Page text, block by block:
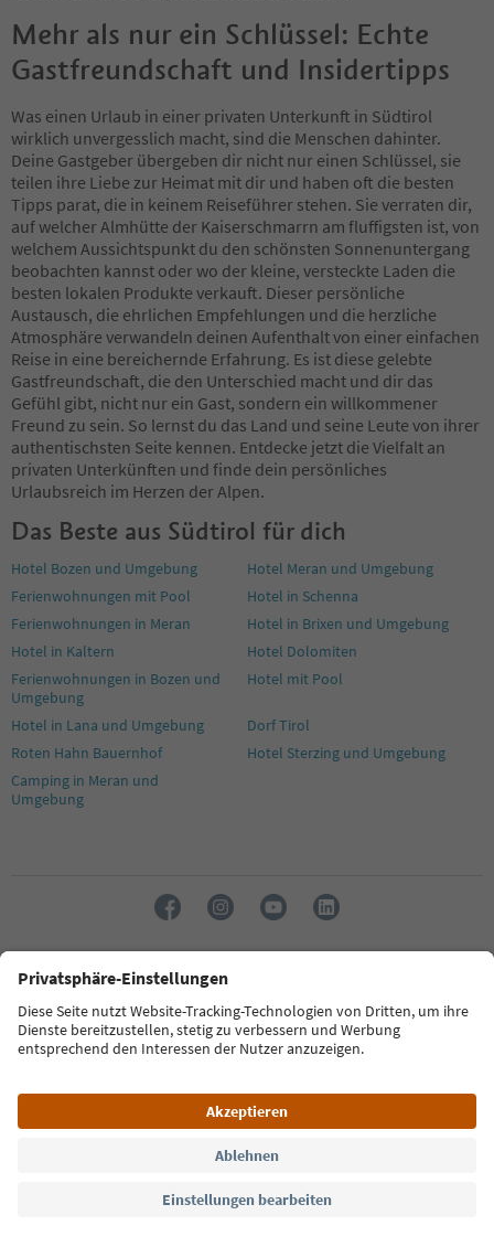
Mehr als nur ein Schlüssel: Echte
Gastfreundschaft und Insidertipps
Was einen Urlaub in einer privaten Unterkunft in Südtirol
wirklich unvergesslich macht, sind die Menschen dahinter.
Deine Gastgeber übergeben dir nicht nur einen Schlüssel, sie
teilen ihre Liebe zur Heimat mit dir und haben oft die besten
Tipps parat, die in keinem Reiseführer stehen. Sie verraten dir,
auf welcher Almhütte der Kaiserschmarrn am fluffigsten ist, von
welchem Aussichtspunkt du den schönsten Sonnenuntergang
beobachten kannst oder wo der kleine, versteckte Laden die
besten lokalen Produkte verkauft. Dieser persönliche
Austausch, die ehrlichen Empfehlungen und die herzliche
Atmosphäre verwandeln deinen Aufenthalt von einer einfachen
Reise in eine bereichernde Erfahrung. Es ist diese gelebte
Gastfreundschaft, die den Unterschied macht und dir das
Gefühl gibt, nicht nur ein Gast, sondern ein willkommener
Freund zu sein. So lernst du das Land und seine Leute von ihrer
authentischsten Seite kennen. Entdecke jetzt die Vielfalt an
privaten Unterkünften und finde dein persönliches
Urlaubsreich im Herzen der Alpen.
Das Beste aus Südtirol für dich
Hotel Bozen und Umgebung
Hotel Meran und Umgebung
Ferienwohnungen mit Pool
Hotel in Schenna
Ferienwohnungen in Meran
Hotel in Brixen und Umgebung
Hotel in Kaltern
Hotel Dolomiten
Ferienwohnungen in Bozen und
Umgebung
Hotel mit Pool
Hotel in Lana und Umgebung
Dorf Tirol
Roten Hahn Bauernhof
Hotel Sterzing und Umgebung
Camping in Meran und
Umgebung
Sprache: Deutsch
FAQ Kontakt Presse MICE Datenschutzerklärung
Zugänglichkeitserklärung